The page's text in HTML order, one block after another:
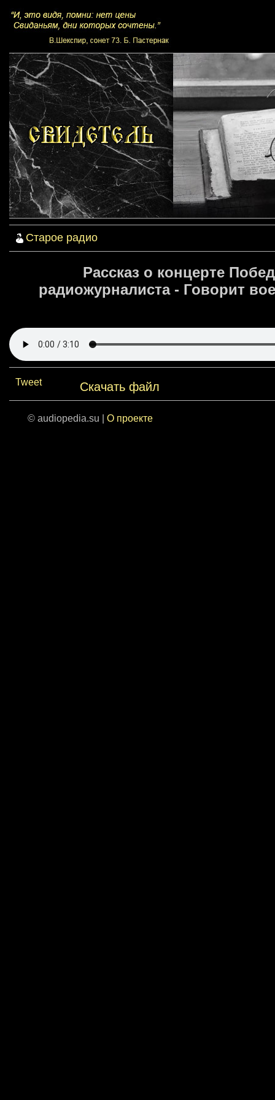
Старое радио
Рассказ о концерте
радиожурналиста - Говорит
Tweet Скачать файл
© audiopedia.su | О проекте